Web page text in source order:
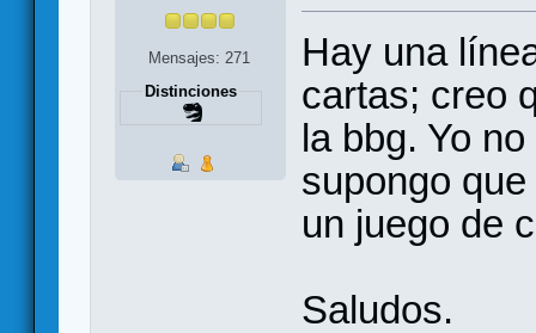
Mensajes: 271
Distinciones
Hay una
cartas; creo
la bbg. Yo
supongo
un juego de
Saludos.